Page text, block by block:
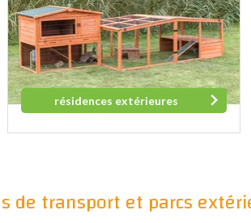
résidences extérieures
de transport et parcs